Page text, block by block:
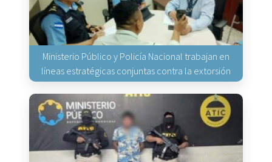
Ministerio Público y Policía Nacional trabajan en
líneas estratégicas conjuntas contra la extorsión